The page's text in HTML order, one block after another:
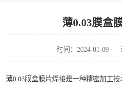
薄0.03膜盒
时间：2024-01-09
薄0.03膜盒膜片焊接是一种精密加工技
CO2气保焊机